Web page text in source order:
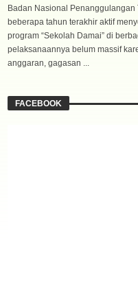
Badan Nasional Penanggulangan
beberapa tahun terakhir aktif
program “Sekolah Damai” di
pelaksanaannya belum massif
anggaran, gagasan ...
FACEBOOK